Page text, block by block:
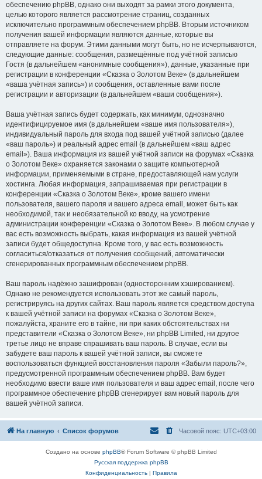
обеспечению phpBB, однако они выходят за рамки этого документа,
целью которого является рассмотрение страниц, созданных
исключительно программным обеспечением phpBB. Вторым источником
получения вашей информации являются данные, которые вы
отправляете на форум. Этими данными могут быть, но не исчерпываются,
следующие данные: сообщения, размещённые под учётной записью
Гостя (в дальнейшем «анонимные сообщения»), данные, указанные при
регистрации в конференции «Сказка о Золотом Веке» (в дальнейшем
«ваша учётная запись») и сообщения, оставленные вами после
регистрации и авторизации (в дальнейшем «ваши сообщения»).
Ваша учётная запись будет содержать, как минимум, однозначно
идентифицируемое имя (в дальнейшем «ваше имя пользователя»),
индивидуальный пароль для входа под вашей учётной записью (далее
«ваш пароль») и реальный адрес email (в дальнейшем «ваш адрес
email»). Ваша информация из вашей учётной записи на форумах «Сказка
о Золотом Веке» охраняется законами о защите компьютерной
информации, применяемыми в стране, предоставляющей нам услуги
хостинга. Любая информация, запрашиваемая при регистрации в
конференции «Сказка о Золотом Веке», кроме вашего имени
пользователя, вашего пароля и вашего адреса email, может быть как
необходимой, так и необязательной ко вводу, на усмотрение
администрации конференции «Сказка о Золотом Веке». В любом случае у
вас есть возможность выбрать, какая информация из вашей учётной
записи будет общедоступна. Кроме того, у вас есть возможность
согласиться/отказаться от получения сообщений, автоматически
сгенерированных программным обеспечением phpBB.
Ваш пароль надёжно зашифрован (односторонним хэшированием).
Однако не рекомендуется использовать этот же самый пароль,
регистрируясь на других сайтах. Ваш пароль является средством доступа
к вашей учётной записи на форумах «Сказка о Золотом Веке»,
пожалуйста, храните его в тайне, ни при каких обстоятельствах ни
представители «Сказка о Золотом Веке», ни phpBB Limited, ни другое
третье лицо не вправе спрашивать ваш пароль. В случае, если вы
забудете ваш пароль к вашей учётной записи, вы сможете
воспользоваться функцией восстановления пароля «Забыли пароль?»,
предусмотренной программным обеспечением phpBB. Вам будет
необходимо ввести ваше имя пользователя и ваш адрес email, после чего
программное обеспечение phpBB сгенерирует вам новый пароль для
вашей учётной записи.
На главную Список форумов Часовой пояс: UTC+03:00
Создано на основе phpBB® Forum Software © phpBB Limited
Русская поддержка phpBB
Конфиденциальность| Правила